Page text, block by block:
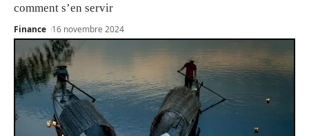
comment s’en servir
Finance 16 novembre 2024